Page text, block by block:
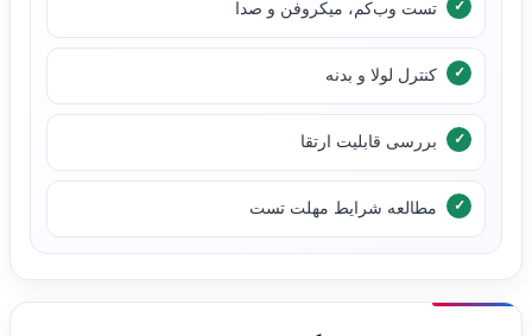
تست وب‌کم، میکروفن و صدا
کنترل لولا و بدنه
بررسی قابلیت ارتقا
مطالعه شرایط مهلت تست